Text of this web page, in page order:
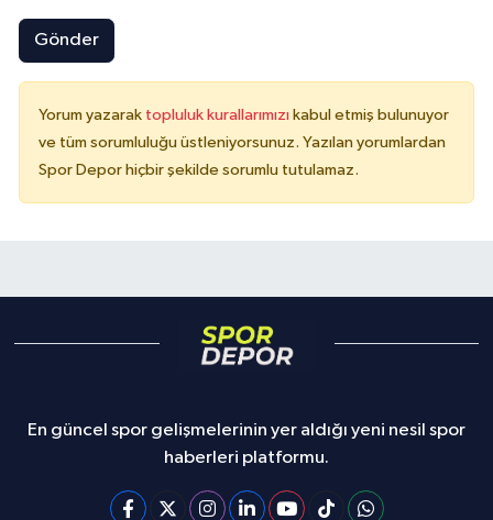
Gönder
Yorum yazarak topluluk kurallarımızı kabul etmiş bulunuyor
ve tüm sorumluluğu üstleniyorsunuz. Yazılan yorumlardan
Spor Depor hiçbir şekilde sorumlu tutulamaz.
En güncel spor gelişmelerinin yer aldığı yeni nesil spor
haberleri platformu.